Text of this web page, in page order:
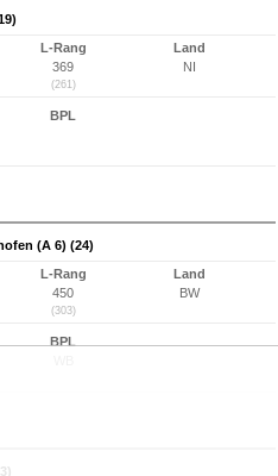
L-Rang
369
(261)
Land
NI
BPL
(A 6) (24)
L-Rang
450
(303)
Land
BW
BPL